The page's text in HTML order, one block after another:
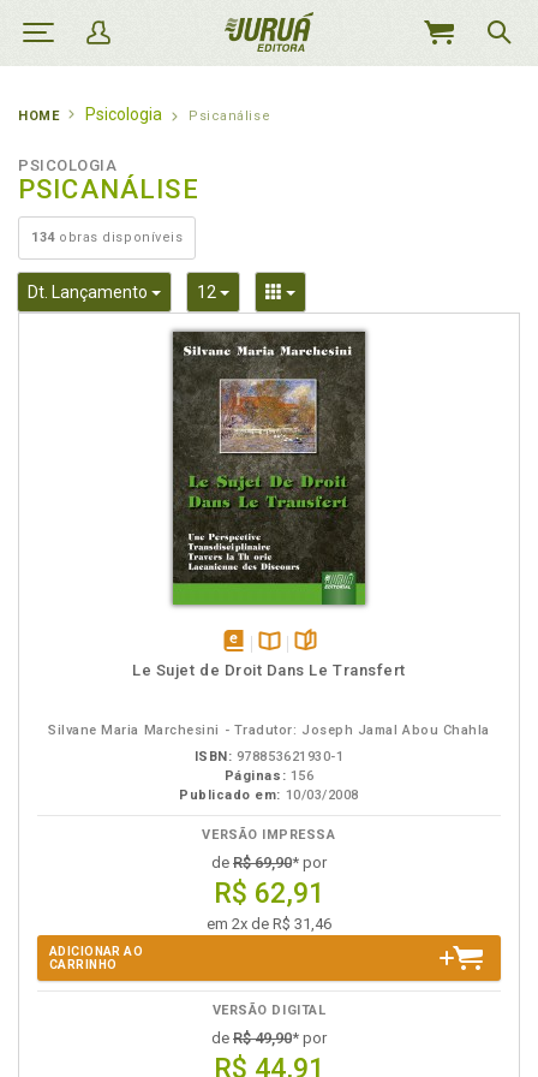
MEU
HOME Psicologia Psicanálise
PSICOLOGIA
PSICANÁLISE
134obras disponíveis
Dt. Lançamento Toggle Dropdown
12 Toggle DropdownToggle Dropdown
disponível
Disponível
páginas
Le Sujet de Droit Dans Le Transfert
Silvane Maria Marchesini - Tradutor: Joseph Jamal Abou Chahla
ISBN: 978853621930-1
Páginas: 156
Publicado em: 10/03/2008
VERSÃO IMPRESSA
de R$ 69,90* por
R$ 62,91
em 2x de R$ 31,46
ADICIONAR AO
CARRINHO
VERSÃO DIGITAL
de R$ 49,90* por
R$ 44,91